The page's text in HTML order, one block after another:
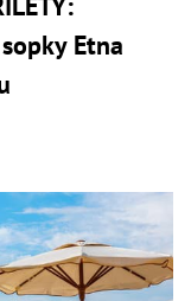
Etna